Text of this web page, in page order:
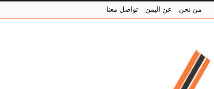
من نحن عن اليمن تواصل معنا